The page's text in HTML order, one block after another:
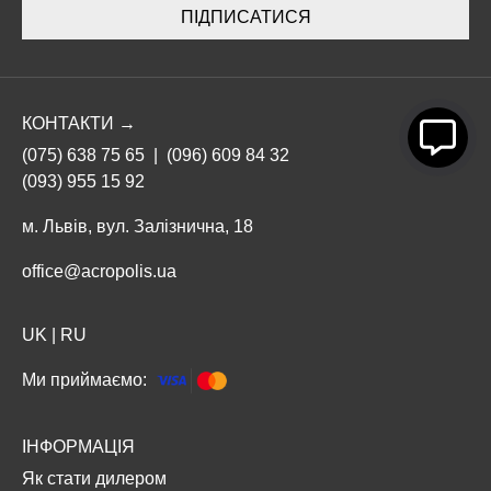
ПІДПИСАТИСЯ
КОНТАКТИ →
(075) 638 75 65
(096) 609 84 32
(093) 955 15 92
м. Львів, вул. Залізнична, 18
office@acropolis.ua
UK RU
Ми приймаємо:
ІНФОРМАЦІЯ
Як стати дилером